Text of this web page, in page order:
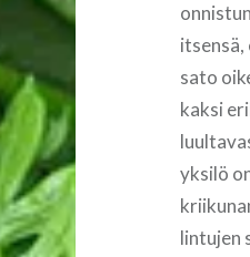
sato
kaksi
yksilö
lintujen